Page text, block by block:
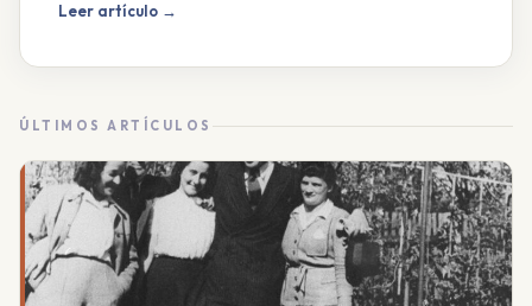
Leer artículo →
ÚLTIMOS ARTÍCULOS